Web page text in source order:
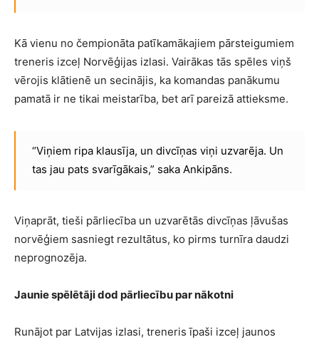
Kā vienu no čempionāta patīkamākajiem pārsteigumiem
treneris izceļ Norvēģijas izlasi. Vairākas tās spēles viņš
vērojis klātienē un secinājis, ka komandas panākumu
pamatā ir ne tikai meistarība, bet arī pareizā attieksme.
“Viņiem ripa klausīja, un divcīņas viņi uzvarēja. Un
tas jau pats svarīgākais,” saka Ankipāns.
Viņaprāt, tieši pārliecība un uzvarētās divcīņas ļāvušas
norvēģiem sasniegt rezultātus, ko pirms turnīra daudzi
neprognozēja.
Jaunie spēlētāji dod pārliecību par nākotni
Runājot par Latvijas izlasi, treneris īpaši izceļ jaunos